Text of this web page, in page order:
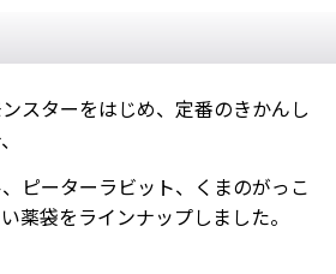
スターをはじめ、定番のきかんし
ピーターラビット、くまのがっこ
薬袋をラインナップしました。